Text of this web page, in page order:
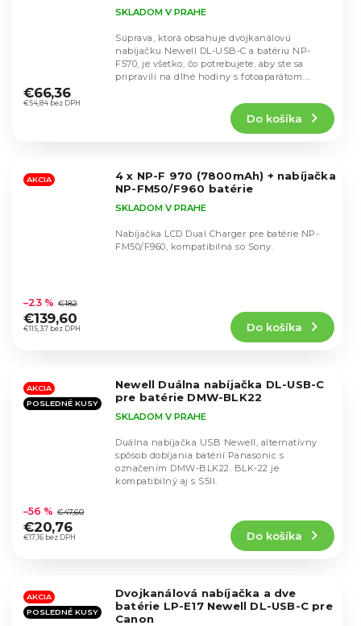
hodnotenie
produktu
hviezdičiek.
SKLADOM V PRAHE
€54,84 bez DPH
€66,36
Do košíka
Súprava, ktorá obsahuje dvojkanálovú
nabíjačku Newell DL-USB-C a batériu NP-
F570, je všetko, čo potrebujete, aby ste sa
pripravili na dlhé hodiny s fotoaparátom.
AKCIA
4 x NP-F 970 (7800mAh) + nabíjačka
NP-FM50/F960 batérie
hodnotenie
produktu
je
hviezdičiek.
SKLADOM V PRAHE
€115,37 bez DPH
–23 % €182
€139,60
Do košíka
Nabíjačka LCD Dual Charger pre batérie NP-
FM50/F960, kompatibilná so Sony.
AKCIA
POSLEDNÉ KUSY
Newell Duálna nabíjačka DL-USB-C
pre batérie DMW-BLK22
hodnotenie
produktu
je
hviezdičiek.
SKLADOM V PRAHE
€17,16 bez DPH
–56 % €47,60
€20,76
Do košíka
Duálna nabíjačka USB Newell, alternatívny
spôsob dobíjania batérií Panasonic s
označením DMW-BLK22. BLK-22 je
kompatibilný aj s S5II.
AKCIA
POSLEDNÉ KUSY
Dvojkanálová nabíjačka a dve
batérie LP-E17 Newell DL-USB-C pre
Canon